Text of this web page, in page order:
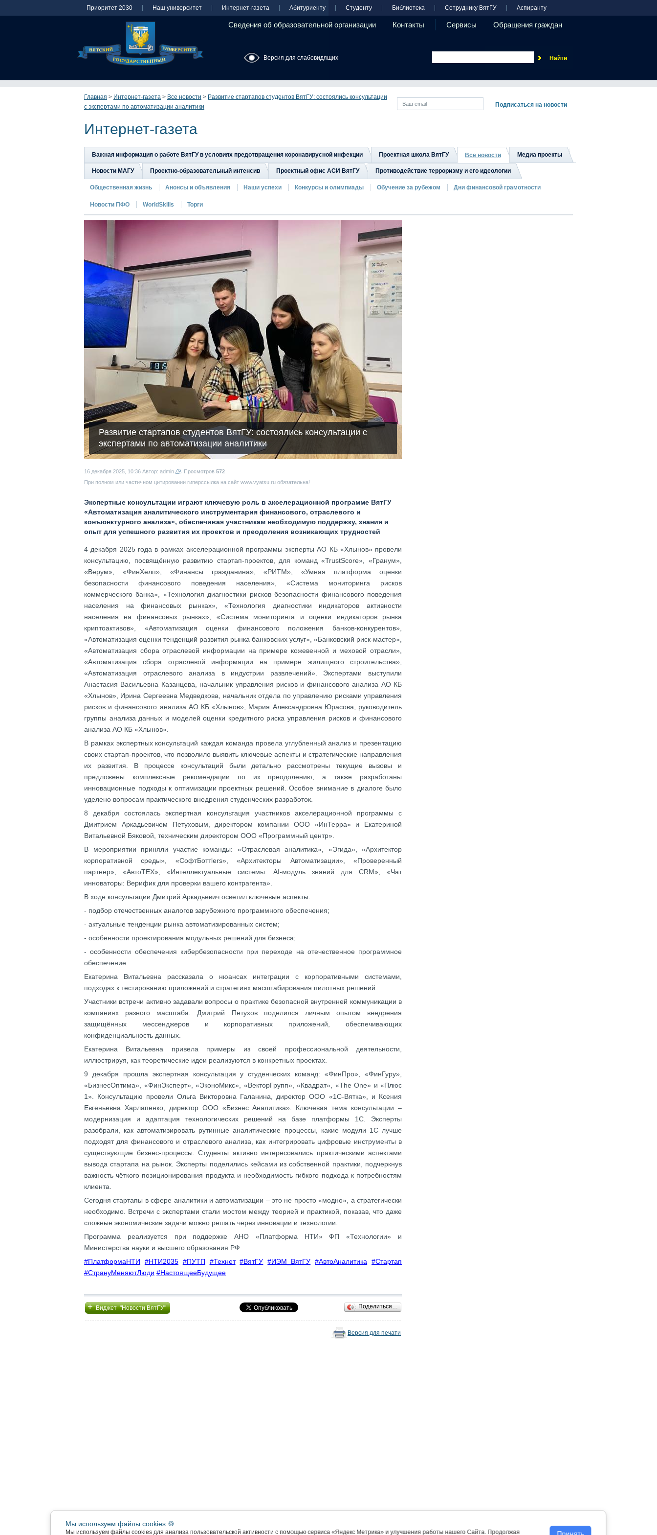
Приоритет 2030 Наш университет Интернет-газета Абитуриенту Студенту Библиотека Сотруднику ВятГУ Аспиранту
Сведения об образовательной организации Контакты Сервисы Обращения граждан
Версия для слабовидящих
Главная > Интернет-газета > Все новости > Развитие стартапов студентов ВятГУ: состоялись консультации
с экспертами по автоматизации аналитики
Интернет-газета
Важная информация о работе ВятГУ в условиях предотвращения коронавирусной инфекции Проектная школа ВятГУ Все новости Медиа проекты
Новости МАГУ Проектно-образовательный интенсив Проектный офис АСИ ВятГУ Противодействие терроризму и его идеологии
Общественная жизнь Анонсы и объявления Наши успехи Конкурсы и олимпиады Обучение за рубежом Дни финансовой грамотности
Новости ПФО WorldSkills Торги
Развитие стартапов студентов ВятГУ: состоялись консультации с
экспертами по автоматизации аналитики
16 декабря 2025, 10:36 Автор: admin Просмотров 572
При полном или частичном цитировании гиперссылка на сайт www.vyatsu.ru обязательна!
Экспертные консультации играют ключевую роль в акселерационной программе ВятГУ
«Автоматизация аналитического инструментария финансового, отраслевого и
конъюнктурного анализа», обеспечивая участникам необходимую поддержку, знания и
опыт для успешного развития их проектов и преодоления возникающих трудностей
4 декабря 2025 года в рамках акселерационной программы эксперты АО КБ «Хлынов» провели
консультацию, посвящённую развитию стартап-проектов, для команд «TrustScore», «Гранум»,
«Верум», «ФинХелп», «Финансы гражданина», «РИТМ», «Умная платформа оценки
безопасности финансового поведения населения», «Система мониторинга рисков
коммерческого банка», «Технология диагностики рисков безопасности финансового поведения
населения на финансовых рынках», «Технология диагностики индикаторов активности
населения на финансовых рынках», «Система мониторинга и оценки индикаторов рынка
криптоактивов», «Автоматизация оценки финансового положения банков-конкурентов»,
«Автоматизация оценки тенденций развития рынка банковских услуг», «Банковский риск-мастер»,
«Автоматизация сбора отраслевой информации на примере кожевенной и меховой отрасли»,
«Автоматизация сбора отраслевой информации на примере жилищного строительства»,
«Автоматизация отраслевого анализа в индустрии развлечений». Экспертами выступили
Анастасия Васильевна Казанцева, начальник управления рисков и финансового анализа АО КБ
«Хлынов», Ирина Сергеевна Медведкова, начальник отдела по управлению рисками управления
рисков и финансового анализа АО КБ «Хлынов», Мария Александровна Юрасова, руководитель
группы анализа данных и моделей оценки кредитного риска управления рисков и финансового
анализа АО КБ «Хлынов».
В рамках экспертных консультаций каждая команда провела углубленный анализ и презентацию
своих стартап-проектов, что позволило выявить ключевые аспекты и стратегические направления
их развития. В процессе консультаций были детально рассмотрены текущие вызовы и
предложены комплексные рекомендации по их преодолению, а также разработаны
инновационные подходы к оптимизации проектных решений. Особое внимание в диалоге было
уделено вопросам практического внедрения студенческих разработок.
8 декабря состоялась экспертная консультация участников акселерационной программы с
Дмитрием Аркадьевичем Петуховым, директором компании ООО «ИнТерра» и Екатериной
Витальевной Бяковой, техническим директором ООО «Программный центр».
В мероприятии приняли участие команды: «Отраслевая аналитика», «Эгида», «Архитектор
корпоративной среды», «СофтБоттlers», «Архитекторы Автоматизации», «Проверенный
партнер», «АвтоТЕХ», «Интеллектуальные системы: AI-модуль знаний для CRM», «Чат
инноваторы: Верифик для проверки вашего контрагента».
В ходе консультации Дмитрий Аркадьевич осветил ключевые аспекты:
- подбор отечественных аналогов зарубежного программного обеспечения;
- актуальные тенденции рынка автоматизированных систем;
- особенности проектирования модульных решений для бизнеса;
- особенности обеспечения кибербезопасности при переходе на отечественное программное
обеспечение.
Екатерина Витальевна рассказала о нюансах интеграции с корпоративными системами,
подходах к тестированию приложений и стратегиях масштабирования пилотных решений.
Участники встречи активно задавали вопросы о практике безопасной внутренней коммуникации в
компаниях разного масштаба. Дмитрий Петухов поделился личным опытом внедрения
защищённых мессенджеров и корпоративных приложений, обеспечивающих
конфиденциальность данных.
Екатерина Витальевна привела примеры из своей профессиональной деятельности,
иллюстрируя, как теоретические идеи реализуются в конкретных проектах.
9 декабря прошла экспертная консультация у студенческих команд: «ФинПро», «ФинГуру»,
«БизнесОптима», «ФинЭксперт», «ЭконоМикс», «ВекторГрупп», «Квадрат», «The One» и «Плюс
1». Консультацию провели Ольга Викторовна Галанина, директор ООО «1С‑Вятка», и Ксения
Евгеньевна Харлапенко, директор ООО «Бизнес Аналитика». Ключевая тема консультации –
модернизация и адаптация технологических решений на базе платформы 1С. Эксперты
разобрали, как автоматизировать рутинные аналитические процессы, какие модули 1С лучше
подходят для финансового и отраслевого анализа, как интегрировать цифровые инструменты в
существующие бизнес‑процессы. Студенты активно интересовались практическими аспектами
вывода стартапа на рынок. Эксперты поделились кейсами из собственной практики, подчеркнув
важность чёткого позиционирования продукта и необходимость гибкого подхода к потребностям
клиента.
Сегодня стартапы в сфере аналитики и автоматизации – это не просто «модно», а стратегически
необходимо. Встречи с экспертами стали мостом между теорией и практикой, показав, что даже
сложные экономические задачи можно решать через инновации и технологии.
Программа реализуется при поддержке АНО «Платформа НТИ» ФП «Технологии» и
Министерства науки и высшего образования РФ
#ПлатформаНТИ
#НТИ2035 #ПУТП #Технет #ВятГУ #ИЭМ_ВятГУ #АвтоАналитика
#Стартап
#СтрануМеняютЛюди #НастоящееБудущее
+Виджет "Новости ВятГУ" Поделиться…
Версия для печати
Мы используем файлы cookies 🍪
Мы используем файлы cookies для анализа пользовательской активности с помощью сервиса «Яндекс Метрика» и улучшения работы нашего Сайта. Продолжая